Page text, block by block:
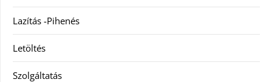
Lazítás -Pihenés
Letöltés
Szolgáltatás